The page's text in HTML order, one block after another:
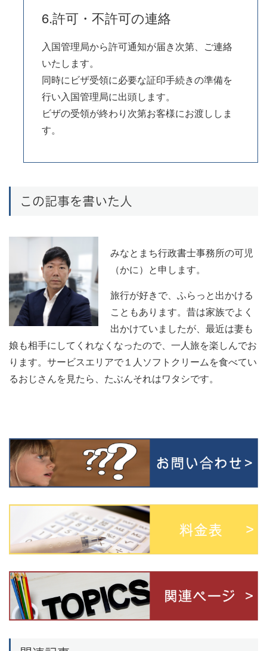
6.許可・不許可の連絡
入国管理局から許可通知が届き次第、ご連絡
いたします。
同時にビザ受領に必要な証印手続きの準備を
行い入国管理局に出頭します。
ビザの受領が終わり次第お客様にお渡ししま
す。
この記事を書いた人
みなとまち行政書士事務所の可児
（かに）と申します。
旅行が好きで、ふらっと出かける
こともあります。昔は家族でよく
出かけていましたが、最近は妻も
娘も相手にしてくれなくなったので、一人旅を楽しんでお
ります。サービスエリアで１人ソフトクリームを食べてい
るおじさんを見たら、たぶんそれはワタシです。